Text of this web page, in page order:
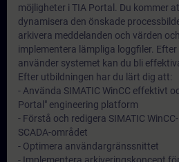
möjligheter i TIA Portal. Du kommer
dynamisera den önskade
arkivera meddelanden och värden
implementera lämpliga loggfiler.
använder systemet kan du bli
Efter utbildningen har du lärt dig att:
- Använda SIMATIC WinCC effektivt
Portal" engineering platform
- Förstå och redigera SIMATIC
SCADA-området
- Optimera användargränssnittet